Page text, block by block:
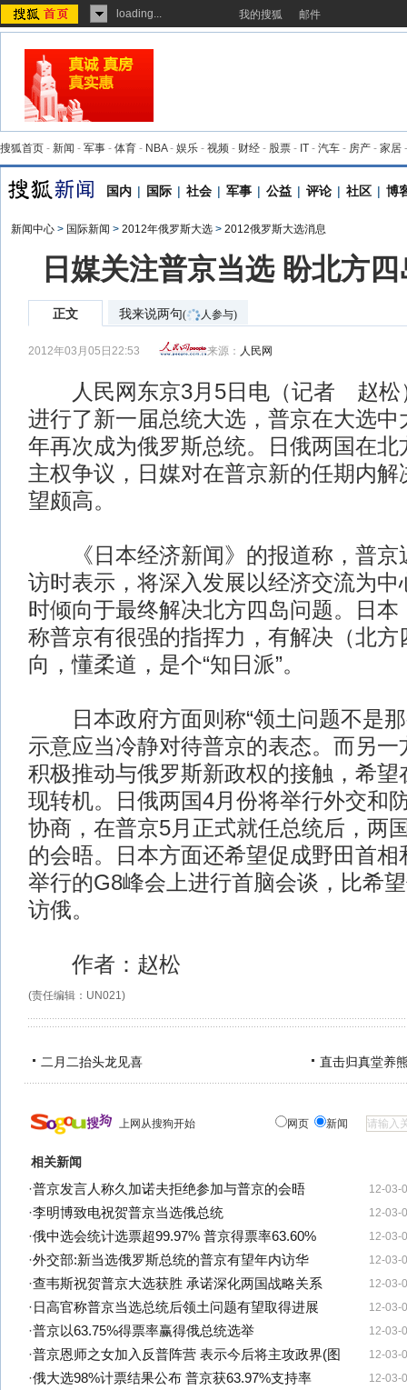
loading... 我的搜狐 邮件
搜狐首页 - 新闻 - 军事 - 体育 - NBA- 娱乐 - 视频 - 财经 - 股票 - IT - 汽车 - 房产 - 家居
国内 | 国际 | 社会 | 军事 | 公益 | 评论 | 社区 | 博
新闻中心 > 国际新闻 > 2012年俄罗斯大选 > 2012俄罗斯大选消息
日媒关注普京当选 盼北方
正文 我来说两句( 人参与)
2012年03月05日22:53 来源： 人民网
人民网东京3月5日电（记者 赵松
进行了新一届总统大选，普京在大选中
年再次成为俄罗斯总统。日俄两国在北
主权争议，日媒对在普京新的任期内解
望颇高。
《日本经济新闻》的报道称，普京
访时表示，将深入发展以经济交流为中
时倾向于最终解决北方四岛问题。日本
称普京有很强的指挥力，有解决（北方
向，懂柔道，是个“知日派”。
日本政府方面则称“领土问题不是那
示意应当冷静对待普京的表态。而另一
积极推动与俄罗斯新政权的接触，希望
现转机。日俄两国4月份将举行外交和
协商，在普京5月正式就任总统后，两
的会晤。日本方面还希望促成野田首
举行的G8峰会上进行首脑会谈，比希
访俄。
作者：赵松
(责任编辑：UN021)
二月二抬头龙见喜 直击归真堂养
上网从搜狗开始 网页 新闻
相关新闻
12-03-
·普京发言人称久加诺夫拒绝参加与普京的会晤
12-03-
·李明博致电祝贺普京当选俄总统
12-03-
·俄中选会统计选票超99.97% 普京得票率63.60%
12-03-
·外交部:新当选俄罗斯总统的普京有望年内访华
12-03-
·查韦斯祝贺普京大选获胜 承诺深化两国战略关系
12-03-
· 日高官称普京当选总统后领土问题有望取得进展
12-03-
·普京以63.75%得票率赢得俄总统选举
12-03-
·普京恩师之女加入反普阵营 表示今后将主攻政界(图
12-03-
·俄大选98%计票结果公布 普京获63.97%支持率